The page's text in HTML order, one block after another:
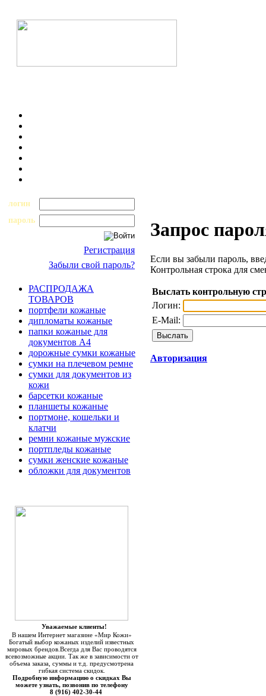
логин
пароль
Регистрация
Забыли свой пароль?
РАСПРОДАЖА
ТОВАРОВ
портфели кожаные
дипломаты кожаные
папки кожаные для
документов А4
дорожные сумки кожаные
сумки на плечевом ремне
сумки для документов из
кожи
барсетки кожаные
планшеты кожаные
портмоне, кошельки и
клатчи
ремни кожаные мужские
портпледы кожаные
сумки женские кожаные
обложки для документов
Уважаемые клиенты!
В нашем Интернет магазине «Мир Кожи»
Богатый выбор кожаных изделий известных
мировых брендов.Всегда для Вас проводятся
всевозможные акции. Так же в зависимости от
объема заказа, суммы и т.д. предусмотрена
гибкая система скидок.
Подробную информацию о скидках Вы
можете узнать, позвонив по телефону
8 (916) 402-30-44
Запрос
Если вы забыли пароль,
Контрольная строка для
Выслать контрольную
Логин:
E-Mail:
Авторизация